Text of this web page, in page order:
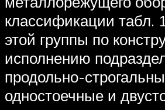
классификации табл.
этой группы по
исполнению
продольно-
одностоечные и